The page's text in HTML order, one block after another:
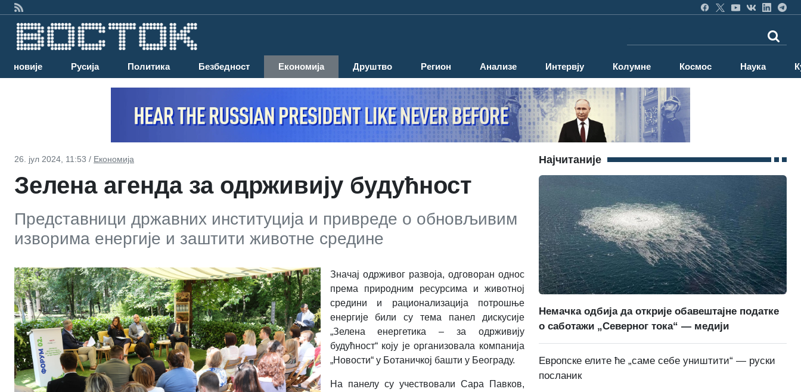
Најновије Русија Политика Безбедност Економија Друштво Регион Анализе Интервју Колумне Космос Наука
26. јул 2024, 11:53 / Економија
Зелена агенда за одрживију будућност
Представници државних институција и привреде о обновљивим
изворима енергије и заштити животне средине
Значај одрживог развоја, одговоран однос
према природним ресурсима и животној
средини и рационализација потрошње
енергије били су тема панел дискусије
„Зелена енергетика – за одрживију
будућност“ коју је организовала компанија
„Новости“ у Ботаничкој башти у Београду.
На панелу су учествовали Сара Павков,
Најчитаније
Немачка одбија да открије обавештајне податке
о саботажи „Северног тока“ — медији
Европске елите ће „саме себе уништити“ — руски
посланик